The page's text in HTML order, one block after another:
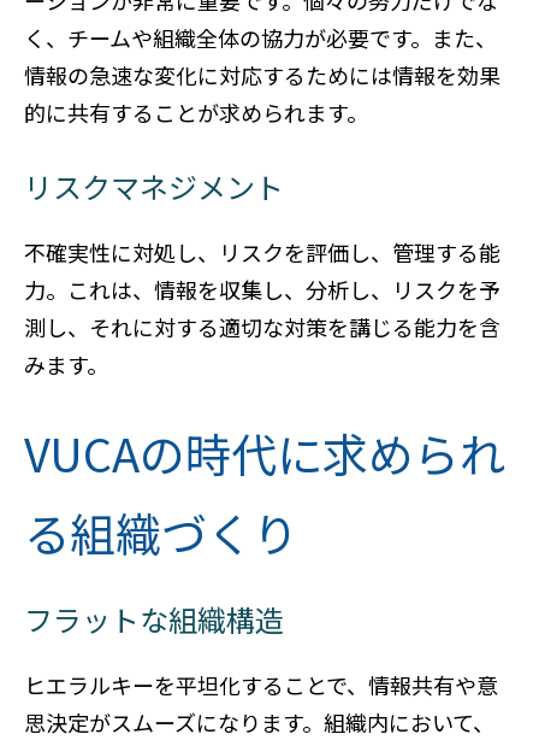
く、チームや組織全体の協力が必要です。また、
情報の急速な変化に対応するためには情報を効果
的に共有することが求められます。
リスクマネジメント
不確実性に対処し、リスクを評価し、管理する能
力。これは、情報を収集し、分析し、リスクを予
測し、それに対する適切な対策を講じる能力を含
みます。
VUCAの時代に求められ
る組織づくり
フラットな組織構造
ヒエラルキーを平坦化することで、情報共有や意
思決定がスムーズになります。組織内において、